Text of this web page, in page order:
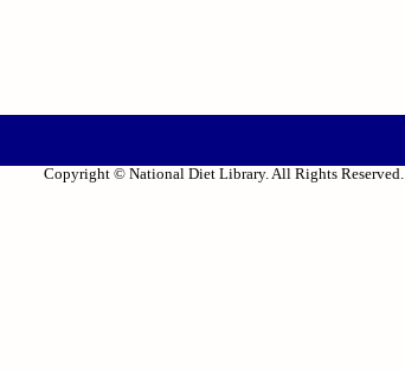
Copyright © National Diet Library. All Rights Reserved.